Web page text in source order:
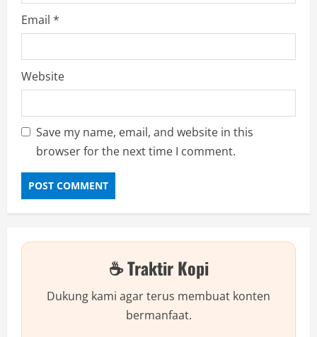
Email *
Website
Save my name, email, and website in this
browser for the next time I comment.
☕ Traktir Kopi
Dukung kami agar terus membuat konten
bermanfaat.